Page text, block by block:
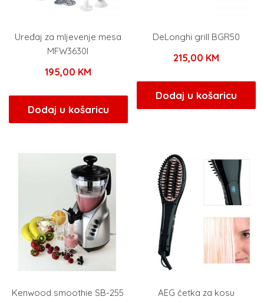
Uređaj za mljevenje mesa
MFW3630I
195,00 KM
Dodaj u košaricu
DeLonghi grill BGR50
215,00 KM
Dodaj u košaricu
Kenwood smoothie SB-255 AEG četka za kosu